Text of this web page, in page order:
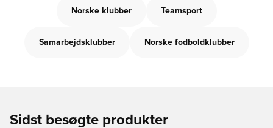
Norske klubber Teamsport
Samarbejdsklubber Norske fodboldklubber
Sidst besøgte produkter